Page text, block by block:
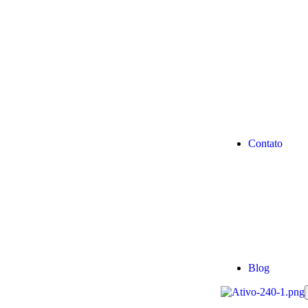
Contato
Blog